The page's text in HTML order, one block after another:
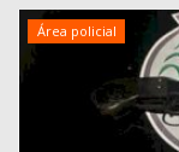
Área policial